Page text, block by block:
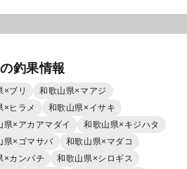
釣果情報
×ブリ
和歌山県×マアジ
×ヒラメ
和歌山県×イサキ
県×アカアマダイ
和歌山県×キジハタ
県×ゴマサバ
和歌山県×マダコ
×カンパチ
和歌山県×シロギス